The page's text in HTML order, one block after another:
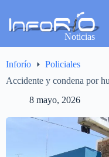
Noticias
Inforío
Policiales
Accidente y condena por
8 mayo, 2026